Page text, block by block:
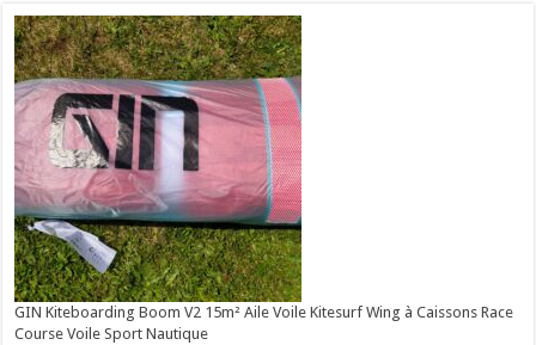
GIN Kiteboarding Boom V2 15m² Aile Voile Kitesurf Wing à Caissons Race
Course Voile Sport Nautique